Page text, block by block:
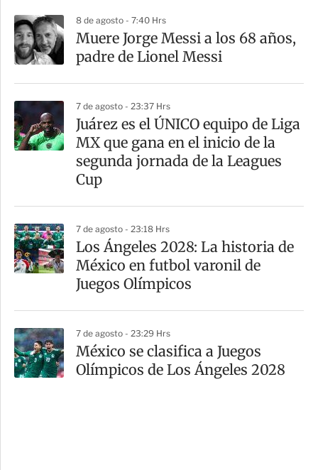
8 de agosto - 7:40 Hrs
Muere Jorge Messi a los 68 años,
padre de Lionel Messi
7 de agosto - 23:37 Hrs
Juárez es el ÚNICO equipo de Liga
MX que gana en el inicio de la
segunda jornada de la Leagues
Cup
7 de agosto - 23:18 Hrs
Los Ángeles 2028: La historia de
México en futbol varonil de
Juegos Olímpicos
7 de agosto - 23:29 Hrs
México se clasifica a Juegos
Olímpicos de Los Ángeles 2028